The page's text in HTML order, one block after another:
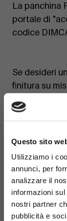
Questo sito
Utilizziamo i
annunci, per
analizzare il
informazioni
nostri partner
pubblicità e
La panchina
portale di
codice
Se desideri
finitura su